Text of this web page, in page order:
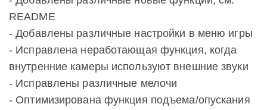
README
- Добавлены различные настройки в меню игры
- Исправлена неработающая функция, когда
внутренние камеры используют внешние звуки
- Исправлены различные мелочи
- Оптимизирована функция подъема/опускания